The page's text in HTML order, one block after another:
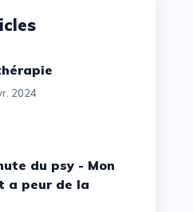
2024
a peur de la